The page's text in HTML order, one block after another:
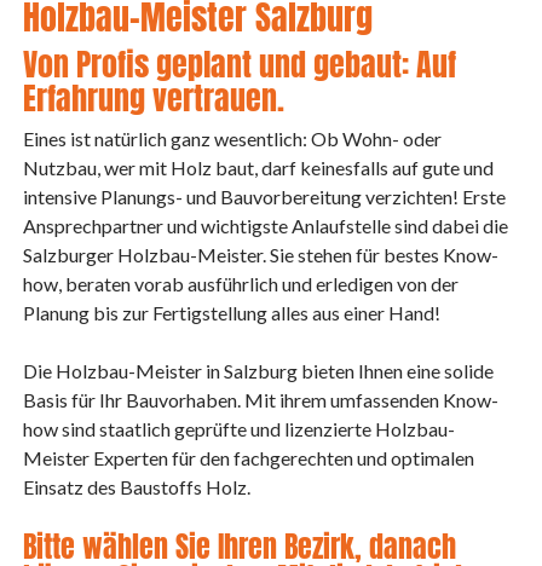
Holzbau-Meister Salzburg
Von Profis geplant und gebaut: Auf
Erfahrung vertrauen.
Eines ist natürlich ganz wesentlich: Ob Wohn- oder
Nutzbau, wer mit Holz baut, darf keinesfalls auf gute und
intensive Planungs- und Bauvorbereitung verzichten! Erste
Ansprechpartner und wichtigste Anlaufstelle sind dabei die
Salzburger Holzbau-Meister. Sie stehen für bestes Know-
how, beraten vorab ausführlich und erledigen von der
Planung bis zur Fertigstellung alles aus einer Hand!
Die Holzbau-Meister in Salzburg bieten Ihnen eine solide
Basis für Ihr Bauvorhaben. Mit ihrem umfassenden Know-
how sind staatlich geprüfte und lizenzierte Holzbau-
Meister Experten für den fachgerechten und optimalen
Einsatz des Baustoffs Holz.
Bitte wählen Sie Ihren Bezirk, danach